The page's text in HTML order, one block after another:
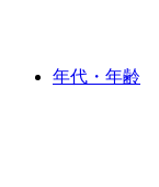
年代・年齢